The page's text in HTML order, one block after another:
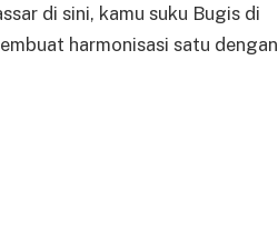
di sini, kamu suku Bugis di
harmonisasi satu dengan